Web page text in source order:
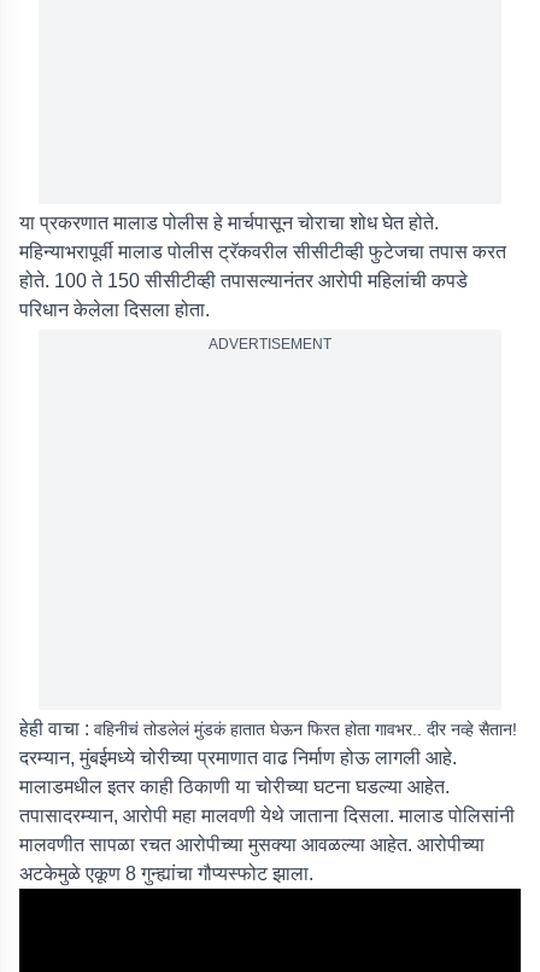
या प्रकरणात मालाड पोलीस हे मार्चपासून चोराचा शोध घेत होते.
महिन्याभरापूर्वी मालाड पोलीस ट्रॅकवरील सीसीटीव्ही फुटेजचा तपास करत
होते. 100 ते 150 सीसीटीव्ही तपासल्यानंतर आरोपी महिलांची कपडे
परिधान केलेला दिसला होता.
ADVERTISEMENT
हेही वाचा : वहिनीचं तोडलेलं मुंडकं हातात घेऊन फिरत होता गावभर.. दीर नव्हे सैतान!
दरम्यान, मुंबईमध्ये चोरीच्या प्रमाणात वाढ निर्माण होऊ लागली आहे.
मालाडमधील इतर काही ठिकाणी या चोरीच्या घटना घडल्या आहेत.
तपासादरम्यान, आरोपी महा मालवणी येथे जाताना दिसला. मालाड पोलिसांनी
मालवणीत सापळा रचत आरोपीच्या मुसक्या आवळल्या आहेत. आरोपीच्या
अटकेमुळे एकूण 8 गुन्ह्यांचा गौप्यस्फोट झाला.